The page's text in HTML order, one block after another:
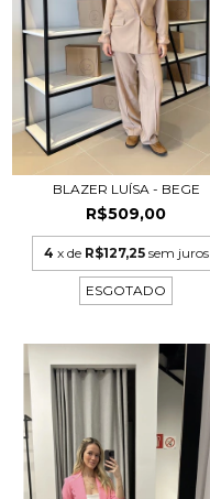
BLAZER LUÍSA - BEGE
R$509,00
4 x de R$127,25 sem juros
ESGOTADO